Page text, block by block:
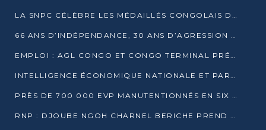
LA SNPC CÉLÈBRE LES MÉDAILLÉS CONGOLAIS DES OLYMPIADES PANAFRICAINES DE MATHÉMATIQUES 2026
66 ANS D’INDÉPENDANCE, 30 ANS D’AGRESSION RWANDAISE : 4 PRÉSIDENCES, UN ÉCHEC COLLECTIF
EMPLOI : AGL CONGO ET CONGO TERMINAL PRÉSÉLECTIONNENT PLUS DE 70 JEUNES À POINTE-NOIRE
INTELLIGENCE ÉCONOMIQUE NATIONALE ET PARTENARIATS INTERNATIONAUX : VERS UNE DOCTRINE SOUVERAINE DE SÉCURITÉ ÉCONOMIQUE
PRÈS DE 700 000 EVP MANUTENTIONNÉS EN SIX MOIS PAR CONGO TERMINAL
RNP : DJOUBE NGOH CHARNEL BERICHE PREND LES RÊNES DU PARTI